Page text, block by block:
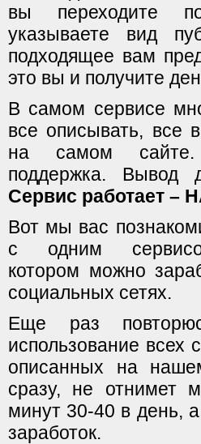
вы переходите
указываете вид
подходящее вам
это вы и получите
В самом сервисе
все описывать, все
на самом сайте.
поддержка. Вывод
Сервис работает –
Вот мы вас
с одним
котором можно
социальных сетях.
Еще раз
использование всех
описанных на
сразу, не отнимет
минут 30-40 в день,
заработок.